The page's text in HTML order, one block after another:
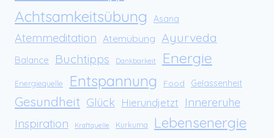
Achtsamkeitsübung Asana
Atemmeditation Atemübung Ayurveda
Balance Buchtipps Dankbarkeit Energie
Energiequelle Entspannung Food Gelassenheit
Gesundheit Glück Hierundjetzt
Innereruhe
Inspiration
Kraftquelle Kurkuma Lebensenergie